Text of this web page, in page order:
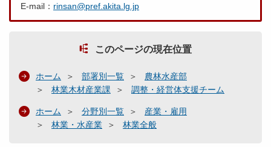
E-mail： rinsan@pref.akita.lg.jp
このページの現在位置
ホーム 部署別一覧
農林水産部
林業木材産業課
調整・経営体支援チーム
ホーム 分野別一覧
産業・雇用
林業・水産業
林業全般